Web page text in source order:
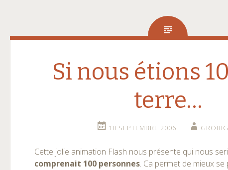
Si nous étions
terre…
10 SEPTEMBRE 2006
Cette jolie animation Flash nous présente qui nous
comprenait 100 personnes. Ca permet de mieux